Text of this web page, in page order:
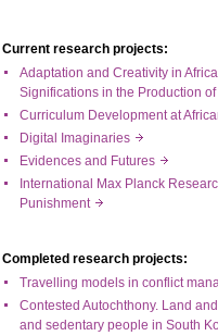
Current research projects:
Adaptation and Creativity in
Significations in the Production
Curriculum Development at
Digital Imaginaries
Evidences and Futures
International Max Planck
Punishment
Completed research projects:
Travelling models in conflict
Contested Autochthony. Land
and sedentary people in South